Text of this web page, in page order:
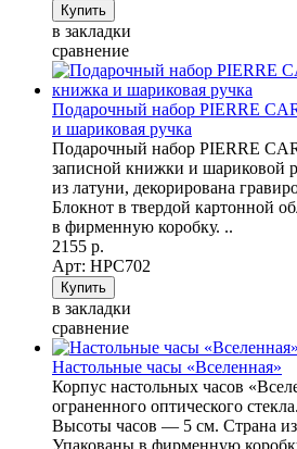
в закладки
сравнение
Подарочный набор PIERRE
и шариковая ручка
Подарочный набор PIERRE
записной книжки и шариковой
из латуни, декорирована
Блокнот в твердой картонной
в фирменную коробку. ..
2155 р.
Арт: НPC702
в закладки
сравнение
Настольные часы «Вселенная»
Корпус настольных часов
ограненного оптического
Высоты часов — 5 см. Страна